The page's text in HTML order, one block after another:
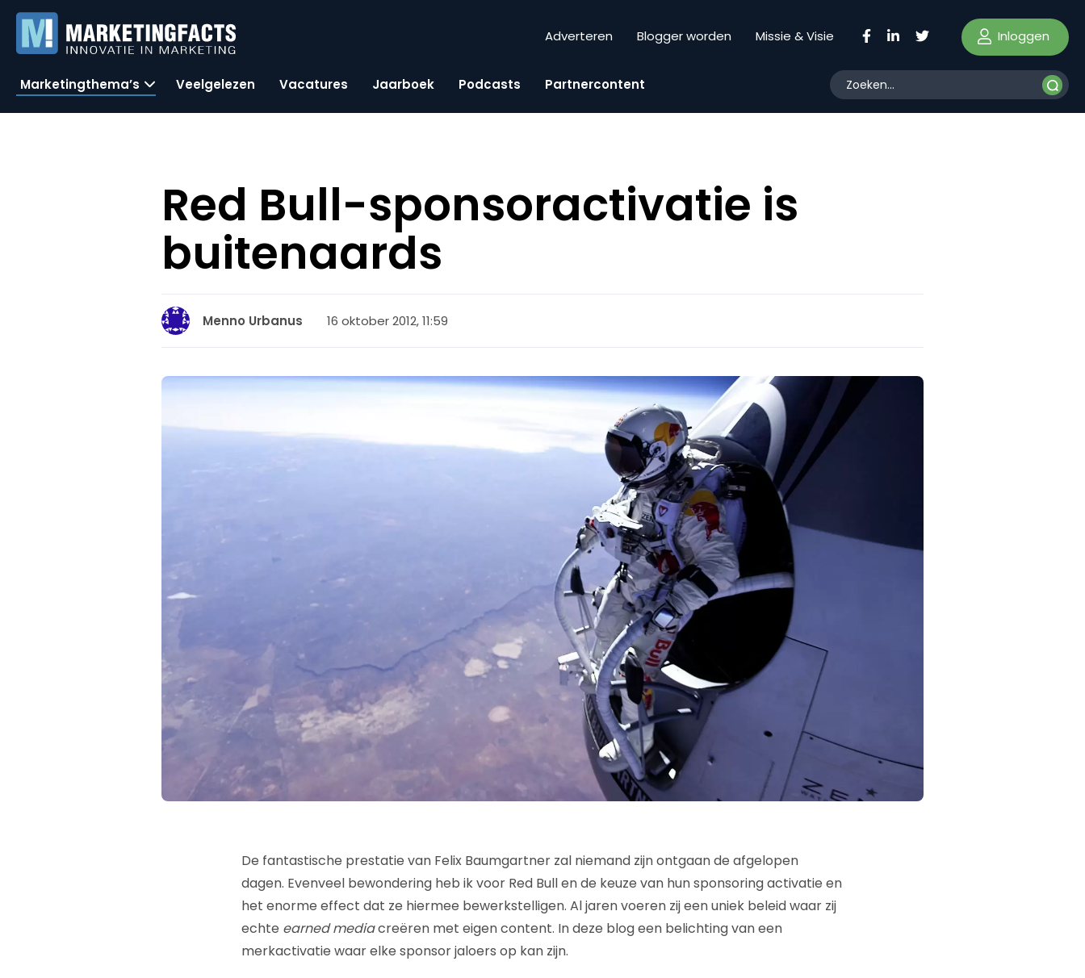
Adverteren Blogger worden Missie & Visie Inloggen
Marketingthema’s Veelgelezen Vacatures Jaarboek Podcasts Partnercontent
Red Bull-sponsoractivatie is
buitenaards
Menno Urbanus 16 oktober 2012, 11:59
De fantastische prestatie van Felix Baumgartner zal niemand zijn ontgaan de afgelopen
dagen. Evenveel bewondering heb ik voor Red Bull en de keuze van hun sponsoring activatie en
het enorme effect dat ze hiermee bewerkstelligen. Al jaren voeren zij een uniek beleid waar zij
echte earned mediacreëren met eigen content. In deze blog een belichting van een
merkactivatie waar elke sponsor jaloers op kan zijn.